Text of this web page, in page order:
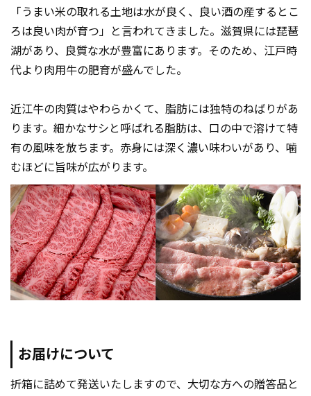
「うまい米の取れる土地は水が良く、良い酒の産するとこ
ろは良い肉が育つ」と言われてきました。滋賀県には琵琶
湖があり、良質な水が豊富にあります。そのため、江戸時
代より肉用牛の肥育が盛んでした。
近江牛の肉質はやわらかくて、脂肪には独特のねばりがあ
ります。細かなサシと呼ばれる脂肪は、口の中で溶けて特
有の風味を放ちます。赤身には深く濃い味わいがあり、噛
むほどに旨味が広がります。
お届けについて
折箱に詰めて発送いたしますので、大切な方への贈答品と